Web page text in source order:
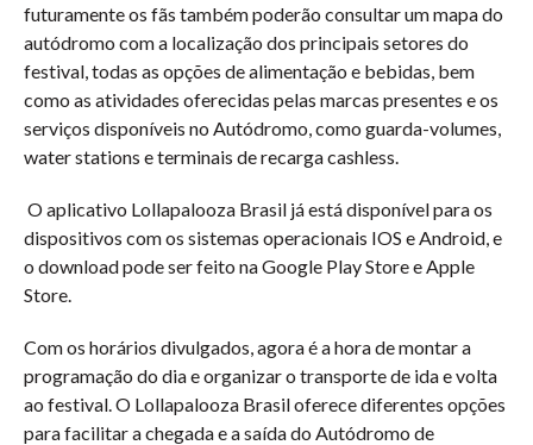
futuramente os fãs também poderão consultar um mapa do
autódromo com a localização dos principais setores do
festival, todas as opções de alimentação e bebidas, bem
como as atividades oferecidas pelas marcas presentes e os
serviços disponíveis no Autódromo, como guarda-volumes,
water stations e terminais de recarga cashless.
O aplicativo Lollapalooza Brasil já está disponível para os
dispositivos com os sistemas operacionais IOS e Android, e
o download pode ser feito na Google Play Store e Apple
Store.
Com os horários divulgados, agora é a hora de montar a
programação do dia e organizar o transporte de ida e volta
ao festival. O Lollapalooza Brasil oferece diferentes opções
para facilitar a chegada e a saída do Autódromo de